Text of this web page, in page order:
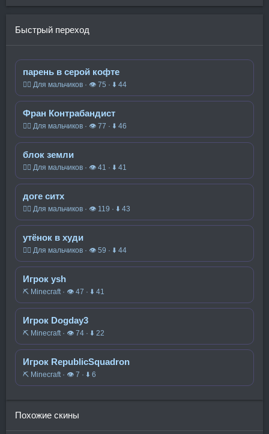
Быстрый переход
парень в серой кофте
🧍‍♂️ Для мальчиков · 👁 75 · ⬇ 44
Фран Контрабандист
🧍‍♂️ Для мальчиков · 👁 77 · ⬇ 46
блок земли
🧍‍♂️ Для мальчиков · 👁 41 · ⬇ 41
доге ситх
🧍‍♂️ Для мальчиков · 👁 119 · ⬇ 43
утёнок в худи
🧍‍♂️ Для мальчиков · 👁 59 · ⬇ 44
Игрок ysh
⛏️ Minecraft · 👁 47 · ⬇ 41
Игрок Dogday3
⛏️ Minecraft · 👁 74 · ⬇ 22
Игрок RepublicSquadron
⛏️ Minecraft · 👁 7 · ⬇ 6
Похожие скины